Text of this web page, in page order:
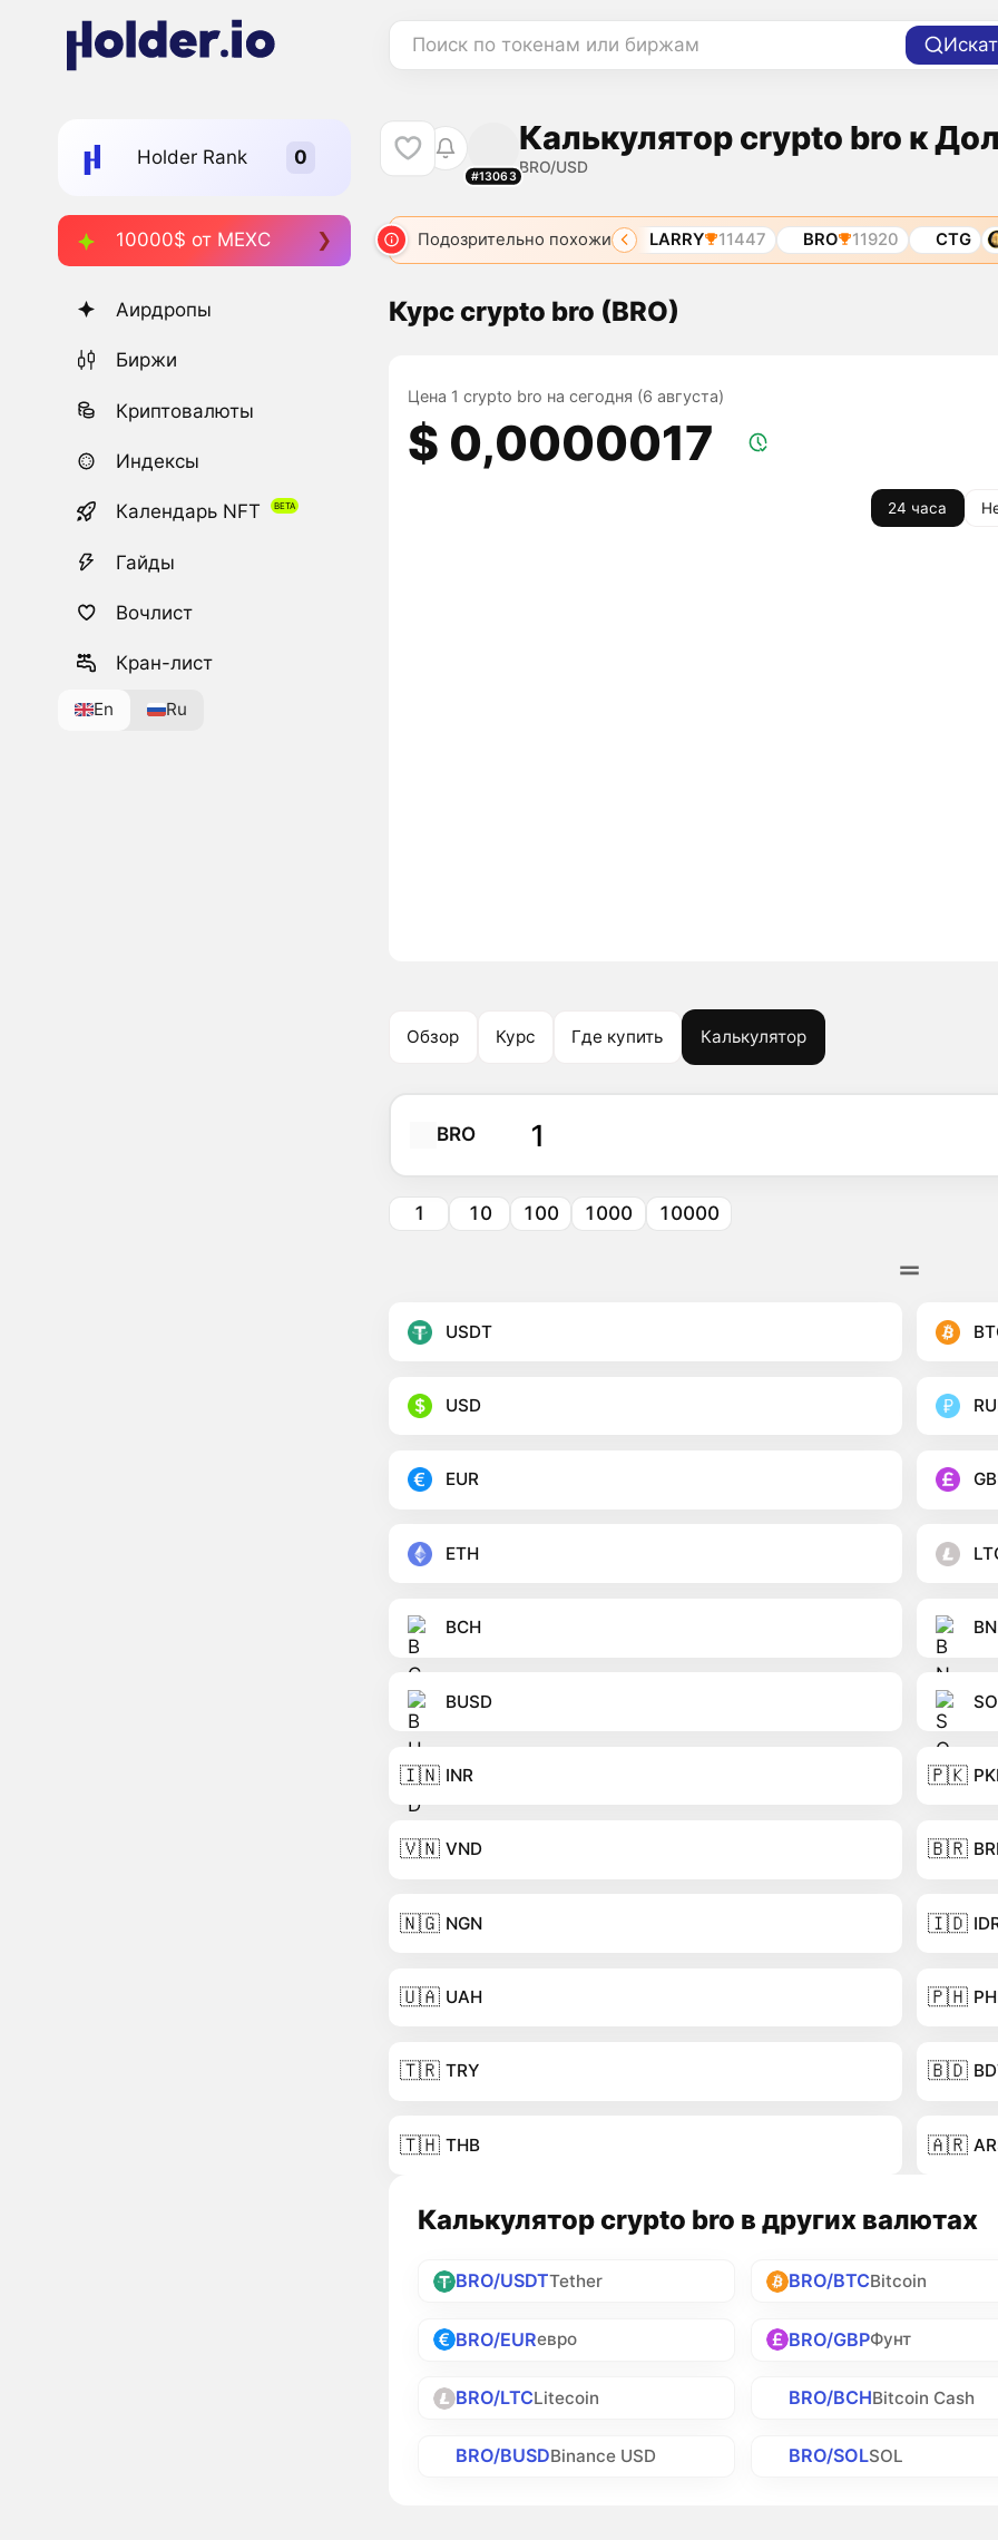
Поиск по токенам или биржам
Holder Rank
10000$ от MEXC
Аирдропы
Биржи
Криптовалюты
Индексы
Календарь NFT
Гайды
Вочлист
Кран-лист
En Ru
#13063
Калькулятор crypto bro к
BRO/USD
Подозрительно похожи
BRO 4209 BRO 6651 BRO 8215 BRO 8581 LARRY 11447 BRO 11920 CTG
Курс crypto bro (BRO)
Цена 1 crypto bro на сегодня (6 августа)
$ 0,0000017
24 часа
Обзор Курс Где купить Калькулятор
BRO
1 10 100 1000 10000
USDT
USD
EUR
ETH
BCH
BUSD
🇮🇳 INR 🇵🇰
🇻🇳 VND 🇧🇷
🇳🇬 NGN 🇮🇩
🇺🇦 UAH 🇵🇭
🇹🇷 TRY 🇧🇩
🇹🇭 THB 🇦🇷
Калькулятор crypto bro в других валютах
BRO/USDTTether BRO/BTCBitcoin
BRO/EURевро BRO/GBPФунт
BRO/LTCLitecoin BRO/BCHBitcoin Cash
BRO/BUSDBinance USD BRO/SOLSOL